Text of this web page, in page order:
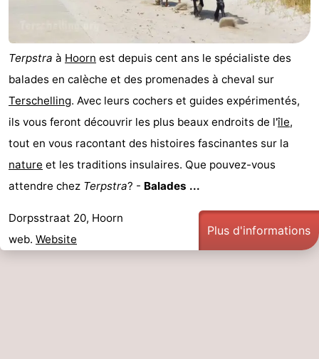
Monuments
Églises
-
Points
de
vue
Attractions
-
Croisières
-
Fermes
-
Parcours
Centres
Terpstra à Hoorn est depuis cent ans le spécialiste des
balades en calèche et des promenades à cheval sur
Terschelling. Avec leurs cochers et guides expérimentés,
ils vous feront découvrir les plus beaux endroits de l'île,
tout en vous racontant des histoires fascinantes sur la
nature et les traditions insulaires. Que pouvez-vous
attendre chez Terpstra? - Balades ...
Dorpsstraat 20, Hoorn
web. Website
Plus d'informations